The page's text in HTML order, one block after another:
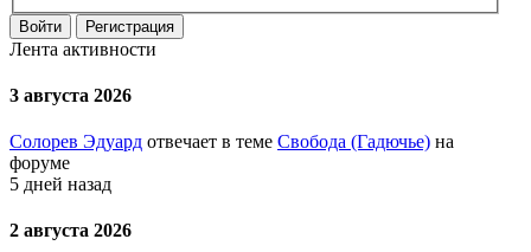
Войти Регистрация
Лента активности
3 августа 2026
Солорев Эдуард отвечает в теме Свобода (Гадючье) на
форуме
5 дней назад
2 августа 2026